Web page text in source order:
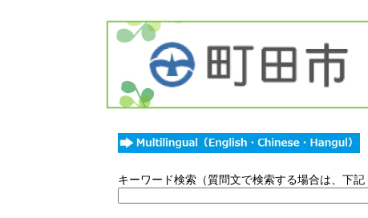
キーワード検索（質問文で検索する場合は、下